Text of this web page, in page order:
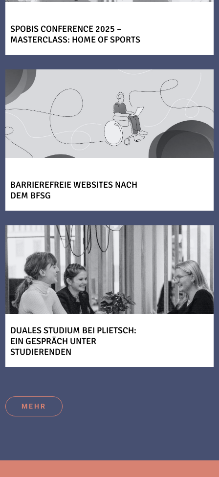
SPOBIS CONFERENCE 2025 –
MASTERCLASS: HOME OF SPORTS
BARRIEREFREIE WEBSITES NACH
DEM BFSG
DUALES STUDIUM BEI PLIETSCH:
EIN GESPRÄCH UNTER
STUDIERENDEN
MEHR